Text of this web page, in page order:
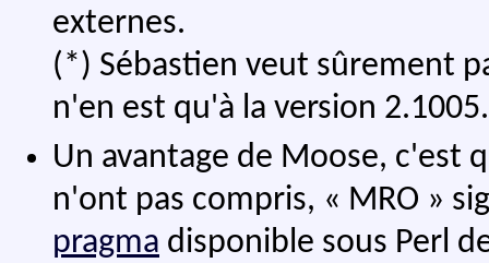
externes.
(*) Sébastien veut sûrement
n'en est qu'à la version 2.1005.
Un avantage de Moose, c'est
n'ont pas compris, « MRO »
pragma disponible sous Perl